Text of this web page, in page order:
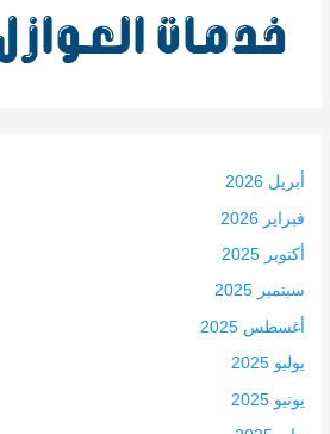
أبريل 2026
فبراير 2026
أكتوبر 2025
سبتمبر 2025
أغسطس 2025
يوليو 2025
يونيو 2025